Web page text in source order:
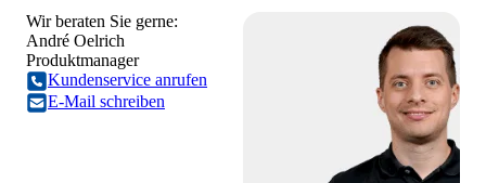
Wir beraten Sie gerne:
André Oelrich
Produktmanager
Kundenservice anrufen
E-Mail schreiben